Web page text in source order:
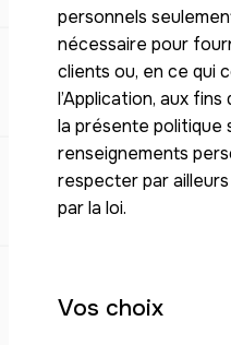
personnels
nécessaire pour
clients ou, en ce qui
l’Application, aux
la présente politique
renseignements
respecter par
par la loi.
Vos choix